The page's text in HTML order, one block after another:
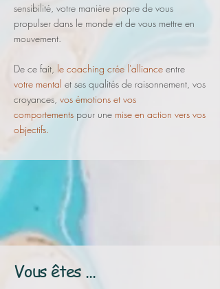
sensibilité, votre manière propre de vous
propulser dans le monde et de vous mettre en
mouvement.
De ce fait, le coaching crée l'alliance entre
votre mental et ses qualités de raisonnement, vos
croyances, vos émotions et vos
comportements pour une mise en action vers vos
objectifs.
Vous êtes ...